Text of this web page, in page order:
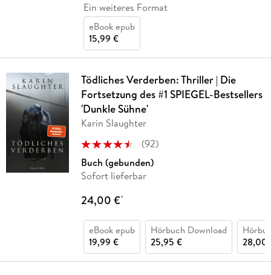
Ein weiteres Format
eBook epub
15,99 €
Tödliches Verderben: Thriller | Die
Fortsetzung des #1 SPIEGEL-Bestsellers
'Dunkle Sühne'
Karin Slaughter
(92)
Buch (gebunden)
Sofort lieferbar
24,00 €*
eBook epub
19,99 €
Hörbuch Download
25,95 €
28,00